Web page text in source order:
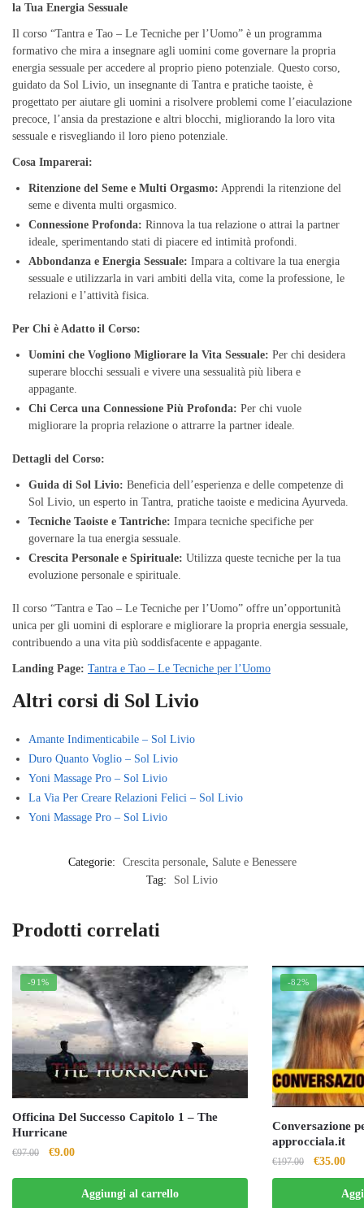
la Tua Energia Sessuale
Il corso “Tantra e Tao – Le Tecniche per l’Uomo” è un programma
formativo che mira a insegnare agli uomini come governare la propria
energia sessuale per accedere al proprio pieno potenziale. Questo corso,
guidato da Sol Livio, un insegnante di Tantra e pratiche taoiste, è
progettato per aiutare gli uomini a risolvere problemi come l’eiaculazione
precoce, l’ansia da prestazione e altri blocchi, migliorando la loro vita
sessuale e risvegliando il loro pieno potenziale.
Cosa Imparerai:
Ritenzione del Seme e Multi Orgasmo: Apprendi la ritenzione del
seme e diventa multi orgasmico.
Connessione Profonda: Rinnova la tua relazione o attrai la partner
ideale, sperimentando stati di piacere ed intimità profondi.
Abbondanza e Energia Sessuale: Impara a coltivare la tua energia
sessuale e utilizzarla in vari ambiti della vita, come la professione, le
relazioni e l’attività fisica.
Per Chi è Adatto il Corso:
Uomini che Vogliono Migliorare la Vita Sessuale: Per chi desidera
superare blocchi sessuali e vivere una sessualità più libera e
appagante.
Chi Cerca una Connessione Più Profonda: Per chi vuole
migliorare la propria relazione o attrarre la partner ideale.
Dettagli del Corso:
Guida di Sol Livio: Beneficia dell’esperienza e delle competenze di
Sol Livio, un esperto in Tantra, pratiche taoiste e medicina Ayurveda.
Tecniche Taoiste e Tantriche: Impara tecniche specifiche per
governare la tua energia sessuale.
Crescita Personale e Spirituale: Utilizza queste tecniche per la tua
evoluzione personale e spirituale.
Il corso “Tantra e Tao – Le Tecniche per l’Uomo” offre un’opportunità
unica per gli uomini di esplorare e migliorare la propria energia sessuale,
contribuendo a una vita più soddisfacente e appagante.
Landing Page: Tantra e Tao – Le Tecniche per l’Uomo
Altri corsi di Sol Livio
Amante Indimenticabile – Sol Livio
Duro Quanto Voglio – Sol Livio
Yoni Massage Pro – Sol Livio
La Via Per Creare Relazioni Felici – Sol Livio
Yoni Massage Pro – Sol Livio
Categorie: Crescita personale, Salute e Benessere
Tag:
Sol Livio
Prodotti correlati
-91%
Officina Del Successo Capitolo 1 – The
Hurricane
€97.00
Il
originale
€9.00Il
attuale
Aggiungi al carrello
-82%
Conversazione
approcciala.it
€197.00
Il
prezzo
originale
€35.00Il